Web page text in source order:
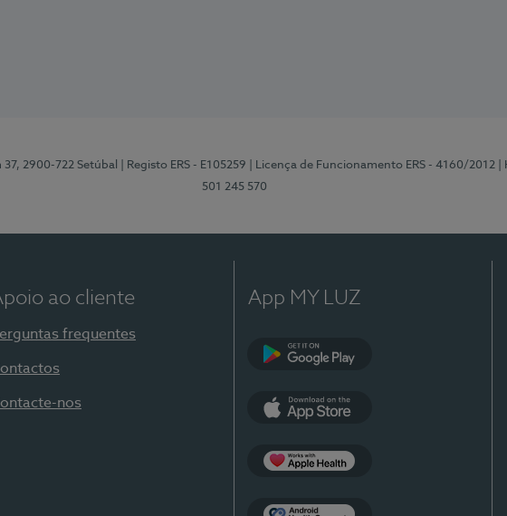
37, 2900-722 Setúbal | Registo ERS - E105259 | Licença de Funcionamento ERS - 4160/2012
501 245 570
ao cliente
frequentes
nos
App MY LUZ